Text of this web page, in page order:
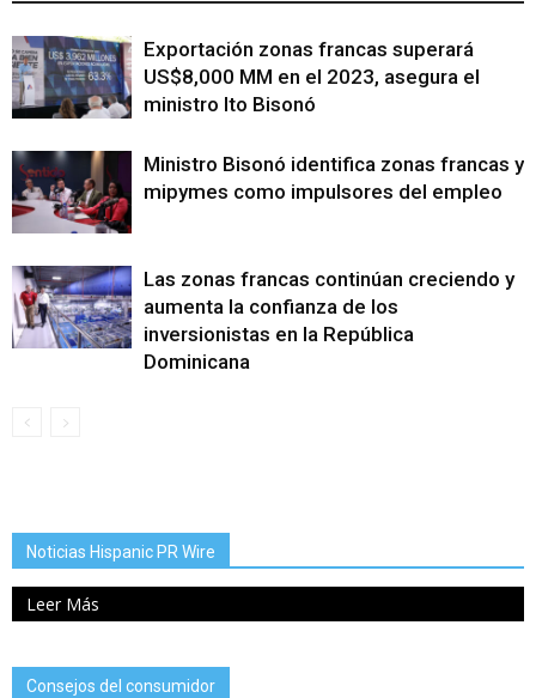
Exportación zonas francas superará
US$8,000 MM en el 2023, asegura el
ministro Ito Bisonó
Ministro Bisonó identifica zonas francas y
mipymes como impulsores del empleo
Las zonas francas continúan creciendo y
aumenta la confianza de los
inversionistas en la República
Dominicana
Noticias Hispanic PR Wire
Leer Más
Consejos del consumidor